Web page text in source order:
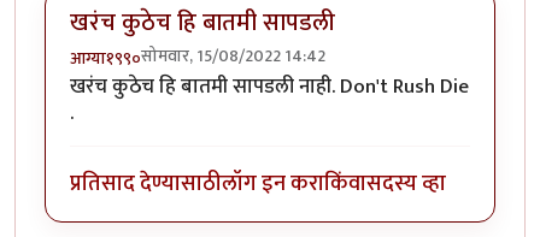
खरंच कुठेच हि बातमी सापडली
आग्या१९९०सोमवार, 15/08/2022 14:42
खरंच कुठेच हि बातमी सापडली नाही. Don't Rush Die
.
प्रतिसाद देण्यासाठीलॉग इन कराकिंवासदस्य व्हा